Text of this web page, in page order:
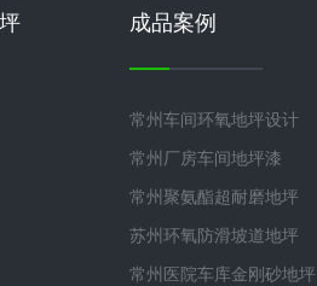
成品案例
常州车间环氧地坪设计
常州厂房车间地坪漆
常州聚氨酯超耐磨地坪
苏州环氧防滑坡道地坪
常州医院车库金刚砂地坪